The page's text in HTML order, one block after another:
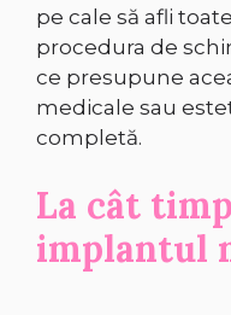
pe cale să afli
procedura de
ce presupune
medicale sau
completă.
La cât
implantul